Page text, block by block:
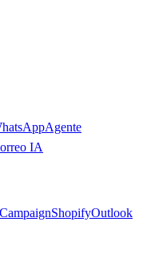
Agente
IA
ShopifyOutlook